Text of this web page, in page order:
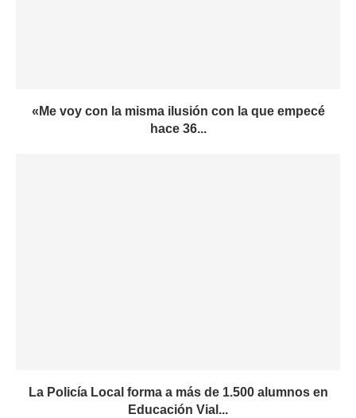
«Me voy con la misma ilusión con la que empecé
hace 36...
La Policía Local forma a más de 1.500 alumnos en
Educación Vial...